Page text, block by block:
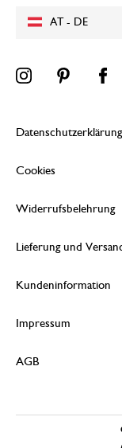
AT - DE
Datenschutzerklärung
Cookies
Widerrufsbelehrung
Lieferung und
Kundeninformation
Impressum
AGB